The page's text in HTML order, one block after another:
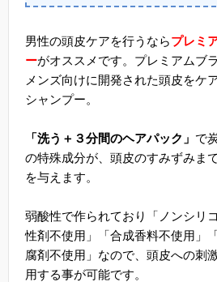
男性の頭皮ケアを行うならプレミ
ーがオススメです。プレミアムブ
メンズ向けに開発された頭皮をケ
シャンプー。
「洗う＋３分間のヘアパック」 で
の特殊成分が、頭皮のすみずみま
を与えます。
弱酸性で作られており「ノンシリ
性剤不使用」「合成香料不使用」
腐剤不使用」なので、頭皮への刺
用する事が可能です。